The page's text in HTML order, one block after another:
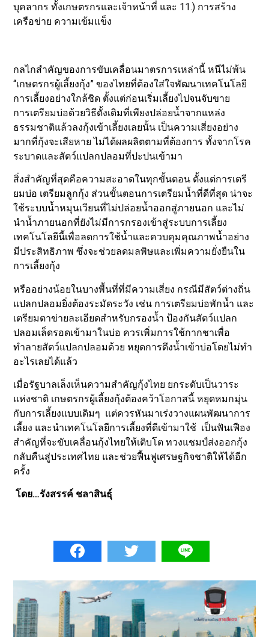
บุคลากร ทั้งเกษตรกรและเจ้าหน้าที่ และ 11.) การสร้าง
เครือข่าย ความเข้มแข็ง
กลไกสำคัญของการขับเคลื่อนมาตรการเหล่านี้ หนีไม่พ้น
“เกษตรกรผู้เลี้ยงกุ้ง” ของไทยที่ต้องใส่ใจพัฒนาเทคโนโลยี
การเลี้ยงอย่างใกล้ชิด ตั้งแต่ก่อนเริ่มเลี้ยงไปจนจับขาย
การเตรียมบ่อด้วยวิธีดั้งเดิมที่เพียงปล่อยน้ำจากแหล่ง
ธรรมชาติแล้วลงกุ้งเข้าเลี้ยงเลยนั้น เป็นความเสี่ยงอย่าง
มากที่กุ้งจะเสียหาย ไม่ได้ผลผลิตตามที่ต้องการ ทั้งจากโรค
ระบาดและสัตว์แปลกปลอมที่ปะปนเข้ามา
สิ่งสำคัญที่สุดคือความสะอาดในทุกขั้นตอน ตั้งแต่การเตรี
ยมบ่อ เตรียมลูกกุ้ง ส่วนขั้นตอนการเตรียมน้ำที่ดีที่สุด น่าจะ
ใช้ระบบน้ำหมุนเวียนที่ไม่ปล่อยน้ำออกสู่ภายนอก และไม่
นำน้ำภายนอกที่ยังไม่มีการกรองเข้าสู่ระบบการเลี้ยง
เทคโนโลยีนี้เพื่อลดการใช้น้ำและควบคุมคุณภาพน้ำอย่าง
มีประสิทธิภาพ ซึ่งจะช่วยลดมลพิษและเพิ่มความยั่งยืนใน
การเลี้ยงกุ้ง
หรืออย่างน้อยในบางพื้นที่ที่มีความเสี่ยง กรณีมีสัตว์ต่างถิ่น
แปลกปลอมยิ่งต้องระมัดระวัง เช่น การเตรียมบ่อพักน้ำ และ
เตรียมตาข่ายละเอียดสำหรับกรองน้ำ ป้องกันสัตว์แปลก
ปลอมเล็ดรอดเข้ามาในบ่อ ควรเพิ่มการใช้กากชาเพื่อ
ทำลายสัตว์แปลกปลอมด้วย หยุดการดึงน้ำเข้าบ่อโดยไม่ทำ
อะไรเลยได้แล้ว
เมื่อรัฐบาลเล็งเห็นความสำคัญกุ้งไทย ยกระดับเป็นวาระ
แห่งชาติ เกษตรกรผู้เลี้ยงกุ้งต้องคว้าโอกาสนี้ หยุดหมกมุ่น
กับการเลี้ยงแบบเดิมๆ แต่ควรหันมาเร่งวางแผนพัฒนาการ
เลี้ยง และนำเทคโนโลยีการเลี้ยงที่ดีเข้ามาใช้ เป็นฟันเฟือง
สำคัญที่จะขับเคลื่อนกุ้งไทยให้เติบโต ทวงแชมป์ส่งออกกุ้ง
กลับคืนสู่ประเทศไทย และช่วยฟื้นฟูเศรษฐกิจชาติให้ได้อีก
ครั้ง
โดย…รังสรรค์ ชลาสินธุ์